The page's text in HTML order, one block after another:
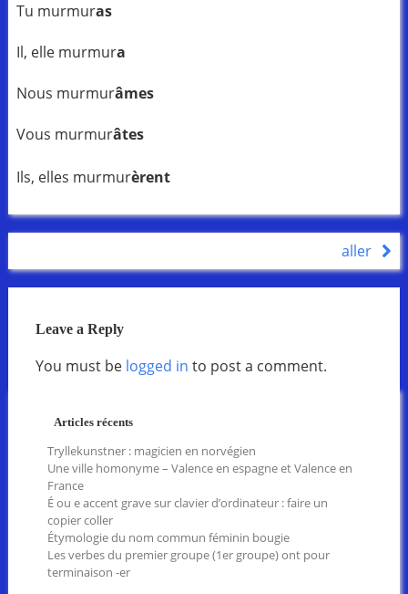
Tu murmuras
Il, elle murmura
Nous murmurâmes
Vous murmurâtes
Ils, elles murmurèrent
aller
Leave a Reply
You must be logged in to post a comment.
Articles récents
Tryllekunstner : magicien en norvégien
Une ville homonyme – Valence en espagne et Valence en
France
É ou e accent grave sur clavier d’ordinateur : faire un
copier coller
Étymologie du nom commun féminin bougie
Les verbes du premier groupe (1er groupe) ont pour
terminaison -er